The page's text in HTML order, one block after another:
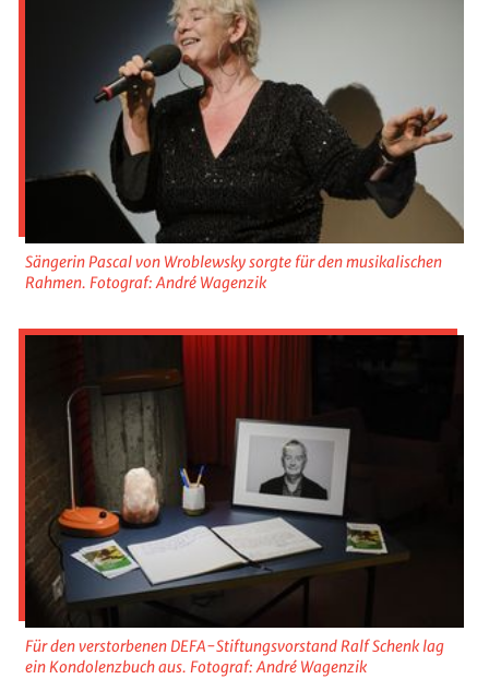
Sängerin Pascal von Wroblewsky sorgte für den musikalischen
Rahmen. Fotograf: André Wagenzik
Für den verstorbenen DEFA-Stiftungsvorstand Ralf Schenk lag
ein Kondolenzbuch aus. Fotograf: André Wagenzik